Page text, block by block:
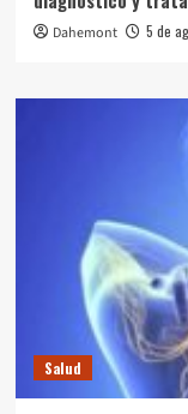
Dahemont 5 de
Salud